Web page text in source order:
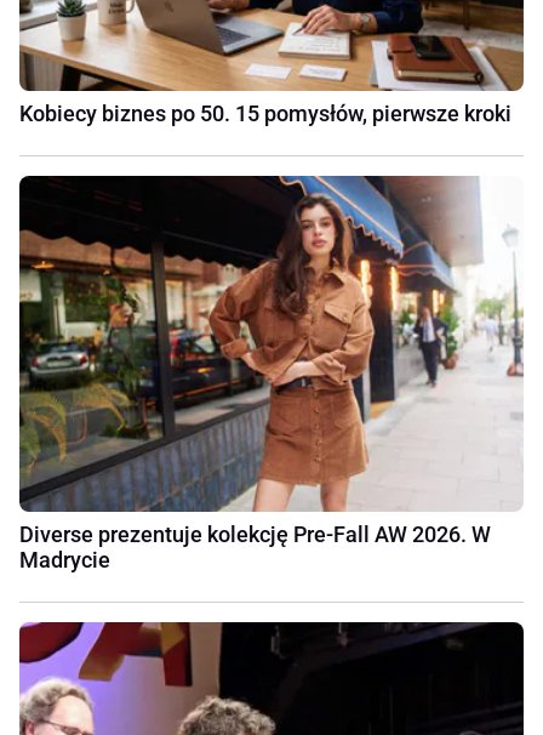
Kobiecy biznes po 50. 15 pomysłów, pierwsze kroki
Diverse prezentuje kolekcję Pre-Fall AW 2026. W
Madrycie